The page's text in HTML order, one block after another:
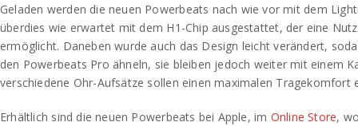
Geladen werden die neuen Powerbeats nach wie vor mit dem
überdies wie erwartet mit dem H1-Chip ausgestattet, der eine
ermöglicht. Daneben wurde auch das Design leicht verändert,
den Powerbeats Pro ähneln, sie bleiben jedoch weiter mit einem
verschiedene Ohr-Aufsätze sollen einen maximalen Tragekomfort
Erhältlich sind die neuen Powerbeats bei Apple, im Online Store,